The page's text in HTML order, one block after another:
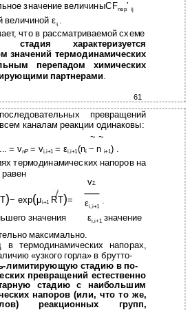
значение величиныCFпер′ij
величиной εij .
что в рассматриваемой схеме
стадия характеризуется
значений термодинамических
перепадом химических
партнерами.
61
превращений
каналам реакции одинаковы:
~ ~
= vnP= vi,i+1= εi,i+1(ni − n i+1) .
термодинамических напоров на
vΣ
)− exp(μi+1 RT)= εi,i+1
значения εi,i+1 значение
максимально.
термодинамических напорах,
«узкого горла» в брутто-
лимитирующую стадию в по-
превращений естественно
стадию с наибольшим
напоров (или, что то же,
реакционных групп,